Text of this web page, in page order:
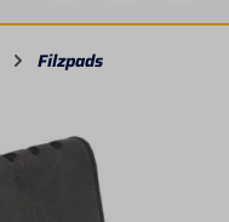
Filzpads